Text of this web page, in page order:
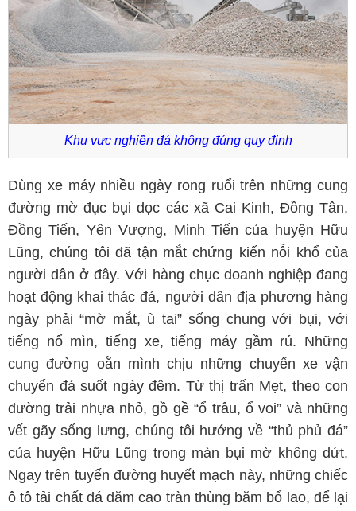
Khu vực nghiền đá không đúng quy định
Dùng xe máy nhiều ngày rong ruổi trên những cung
đường mờ đục bụi dọc các xã Cai Kinh, Đồng Tân,
Đồng Tiến, Yên Vượng, Minh Tiến của huyện Hữu
Lũng, chúng tôi đã tận mắt chứng kiến nỗi khổ của
người dân ở đây. Với hàng chục doanh nghiệp đang
hoạt động khai thác đá, người dân địa phương hàng
ngày phải “mờ mắt, ù tai” sống chung với bụi, với
tiếng nổ mìn, tiếng xe, tiếng máy gầm rú. Những
cung đường oằn mình chịu những chuyến xe vận
chuyển đá suốt ngày đêm. Từ thị trấn Mẹt, theo con
đường trải nhựa nhỏ, gồ gề “ổ trâu, ổ voi” và những
vết gãy sống lưng, chúng tôi hướng về “thủ phủ đá”
của huyện Hữu Lũng trong màn bụi mờ không dứt.
Ngay trên tuyến đường huyết mạch này, những chiếc
ô tô tải chất đá dăm cao tràn thùng băm bổ lao, để lại